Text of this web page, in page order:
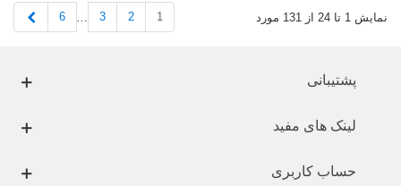
نمایش 1 تا 24 از 131 مورد 1
2
3
6
پشتیبانی
لینک های مفید
حساب کاربری